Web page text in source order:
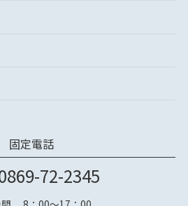
固定電話
72-2345